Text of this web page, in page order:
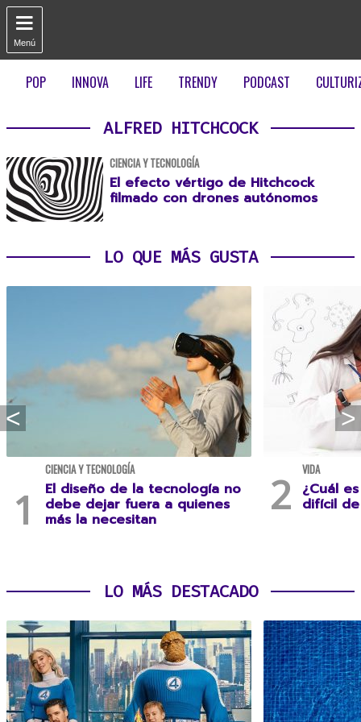

Menú
POP INNOVA LIFE TRENDY PODCAST
ALFRED HITCHCOCK
CIENCIA Y TECNOLOGÍA
El efecto vértigo de Hitchcock
filmado con drones autónomos
LO QUE MÁS GUSTA
CIENCIA Y TECNOLOGÍA
El diseño de la tecnología no
debe dejar fuera a quienes
más la necesitan
VIDA
¿Cuál
difícil
LO MÁS DESTACADO